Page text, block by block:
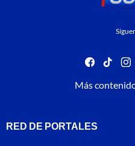
facebook
tiktok
Más
RED DE PORTALES